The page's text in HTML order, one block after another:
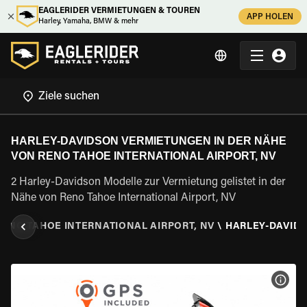
EAGLERIDER VERMIETUNGEN & TOUREN
Harley, Yamaha, BMW & mehr
APP HOLEN
HARLEY-DAVIDSON VERMIETUNGEN IN DER NÄHE
VON RENO TAHOE INTERNATIONAL AIRPORT, NV
2 Harley-Davidson Modelle zur Vermietung gelistet in der
Nähe von Reno Tahoe International Airport, NV
TAHOE INTERNATIONAL AIRPORT, NV \ HARLEY-